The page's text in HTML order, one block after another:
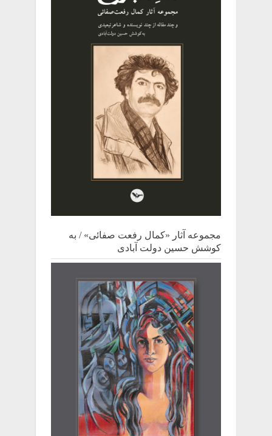
مجموعه آثار «کمال رفعت صفائی» / به
کوشش حسین دولت آبادی